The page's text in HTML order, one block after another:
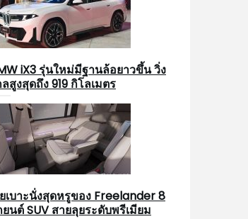
iX3 รุ่นใหม่มีฐานล้อยาวขึ้น วิ่ง
สูงสุดถึง 919 กิโลเมตร
ยเบาะนั่งสุดหรูของ Freelander 8
ยนต์ SUV สายลุยระดับพรีเมียม